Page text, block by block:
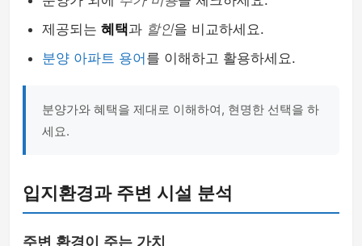
제공되는 혜택과 할인을 비교하세요.
분양 아파트 용어 를 이해하고 활용하세요.
분양가와 혜택을 제대로 이해하여, 현명한 선택을 하
세요.
입지환경과 주변 시설 분석
주변 환경이 주는 가치